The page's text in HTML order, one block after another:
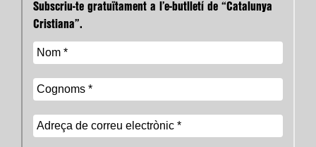
Subscriu-te gratuïtament a l’e-butlletí de “Catalunya
Cristiana”.